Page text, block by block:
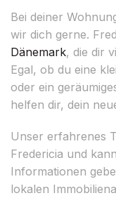
Bei deiner
wir dich gerne.
Dänemark, die dir
Egal, ob du eine
oder ein
helfen dir, dein
Unser erfahrenes
Fredericia und
Informationen
lokalen